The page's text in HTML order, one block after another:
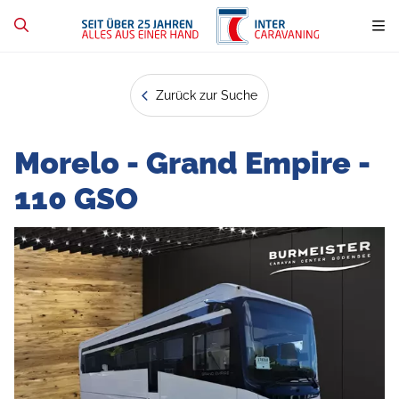
Zurück zur Suche
Morelo - Grand Empire -
110 GSO